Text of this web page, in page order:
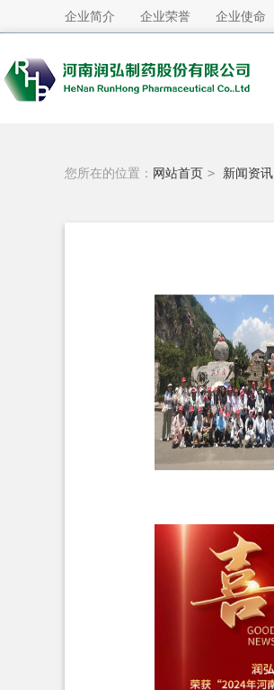
企业简介 企业荣誉 企业使命
您所在的位置： 网站首页 > 新闻资讯